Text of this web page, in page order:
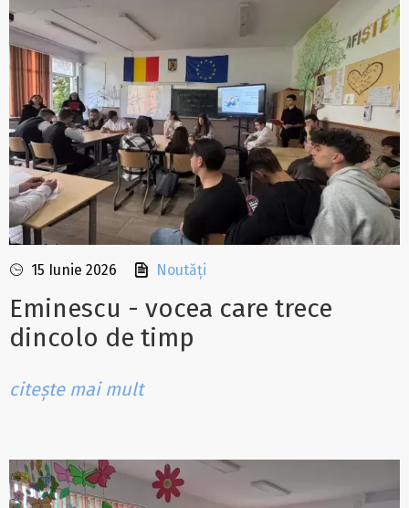
15 Iunie 2026 Noutăți
Eminescu - vocea care trece
dincolo de timp
citește mai mult